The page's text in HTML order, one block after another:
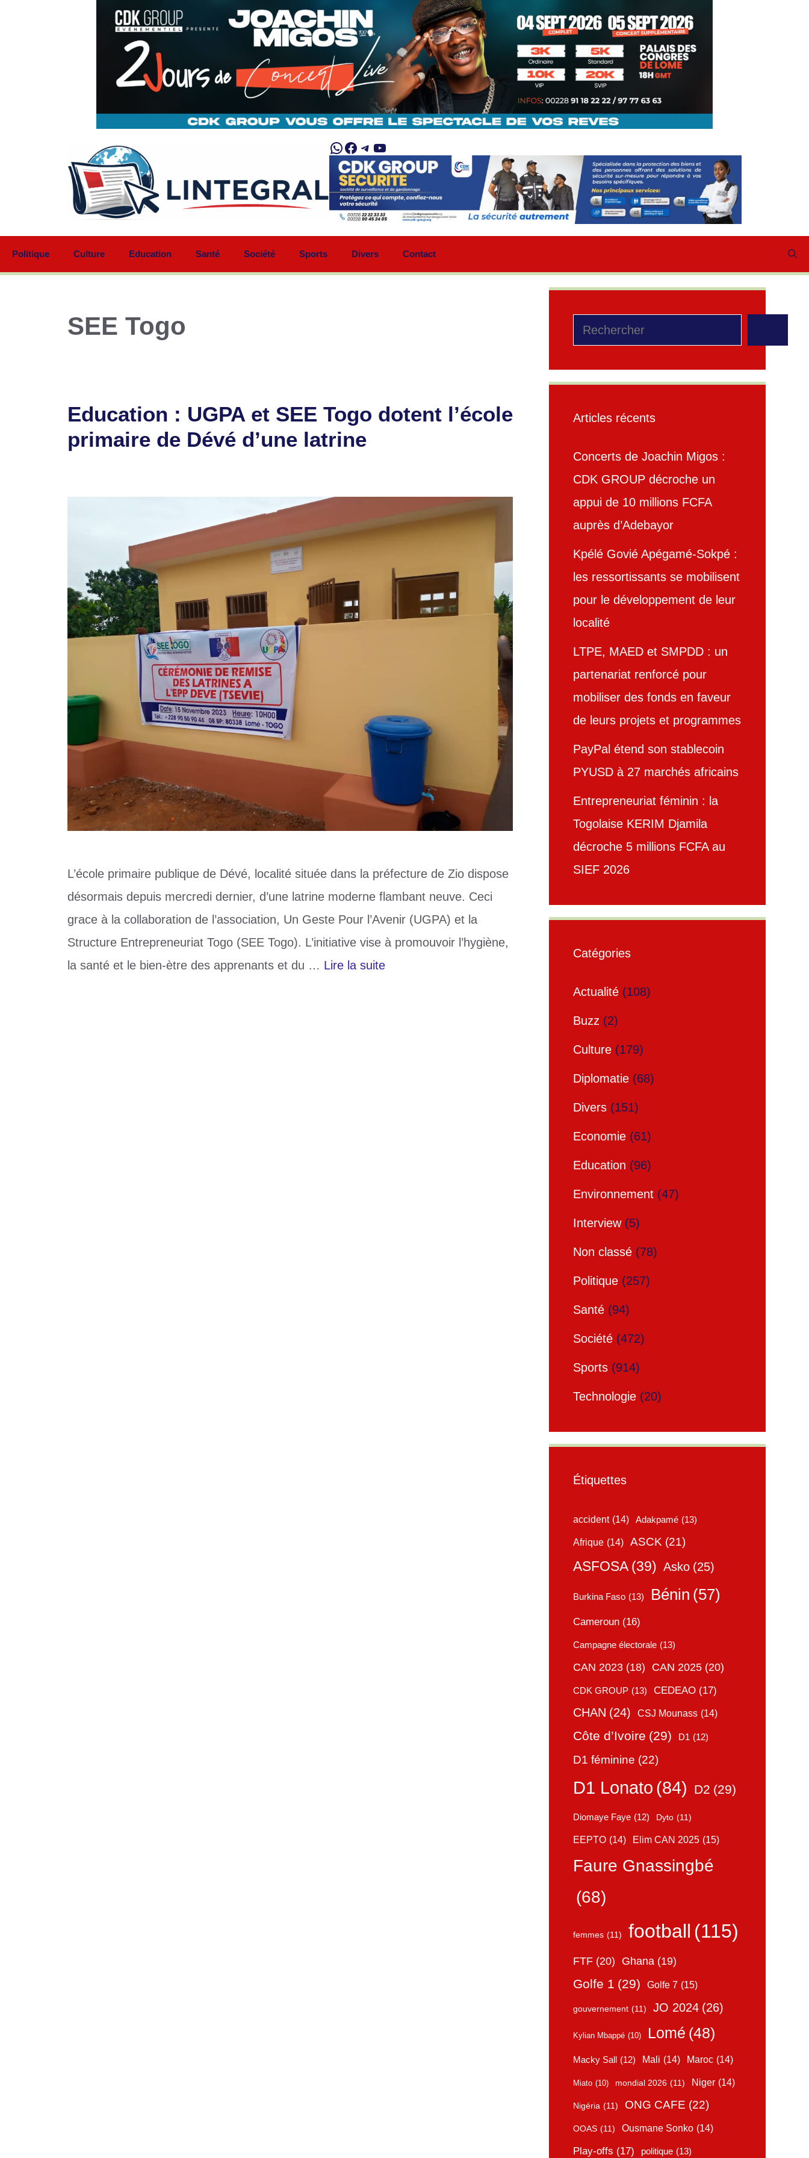
WhatsApp
Facebook
Telegram
YouTube
Politique Culture Education Santé Société Sports Divers Contact
SEE Togo
Education : UGPA et SEE Togo dotent l’école
primaire de Dévé d’une latrine
L’école primaire publique de Dévé, localité située dans la préfecture de Zio dispose
désormais depuis mercredi dernier, d’une latrine moderne flambant neuve. Ceci
grace à la collaboration de l’association, Un Geste Pour l’Avenir (UGPA) et la
Structure Entrepreneuriat Togo (SEE Togo). L’initiative vise à promouvoir l’hygiène,
la santé et le bien-ètre des apprenants et du … Lire la suite
Rechercher
Articles récents
Concerts de Joachin Migos :
CDK GROUP décroche un
appui de 10 millions FCFA
auprès d’Adebayor
Kpélé Govié Apégamé-Sokpé :
les ressortissants se mobilisent
pour le développement de leur
localité
LTPE, MAED et SMPDD : un
partenariat renforcé pour
mobiliser des fonds en faveur
de leurs projets et programmes
PayPal étend son stablecoin
PYUSD à 27 marchés africains
Entrepreneuriat féminin : la
Togolaise KERIM Djamila
décroche 5 millions FCFA au
SIEF 2026
Catégories
Actualité (108)
Buzz (2)
Culture (179)
Diplomatie (68)
Divers (151)
Economie (61)
Education (96)
Environnement (47)
Interview(5)
Non classé (78)
Politique (257)
Santé (94)
Société (472)
Sports (914)
Technologie (20)
Étiquettes
accident (14) Adakpamé (13)
Afrique (14) ASCK (21)
ASFOSA (39) Asko (25)
Burkina Faso (13) Bénin (57)
Cameroun (16)
Campagne électorale (13)
CAN 2023 (18) CAN 2025 (20)
CDK GROUP (13) CEDEAO (17)
CHAN (24) CSJ Mounass (14)
Côte d’Ivoire (29) D1 (12)
D1 féminine (22)
D1 Lonato (84) D2 (29)
Diomaye Faye (12) Dyto (11)
EEPTO (14) Elim CAN 2025 (15)
Faure Gnassingbé
(68)
femmes (11) football (115)
FTF (20) Ghana (19)
Golfe 1 (29) Golfe 7 (15)
gouvernement (11) JO 2024 (26)
Kylian Mbappé (10) Lomé (48)
Macky Sall (12) Mali (14) Maroc (14)
Miato (10) mondial 2026 (11) Niger (14)
Nigéria (11) ONG CAFE (22)
OOAS (11) Ousmane Sonko (14)
Play-offs (17) politique (13)